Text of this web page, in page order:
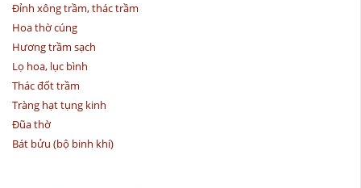
Đỉnh xông trầm, thác trầm
Hoa thờ cúng
Hương trầm sạch
Lọ hoa, lục bình
Thác đốt trầm
Tràng hạt tụng kinh
Đũa thờ
Bát bửu (bộ binh khí)